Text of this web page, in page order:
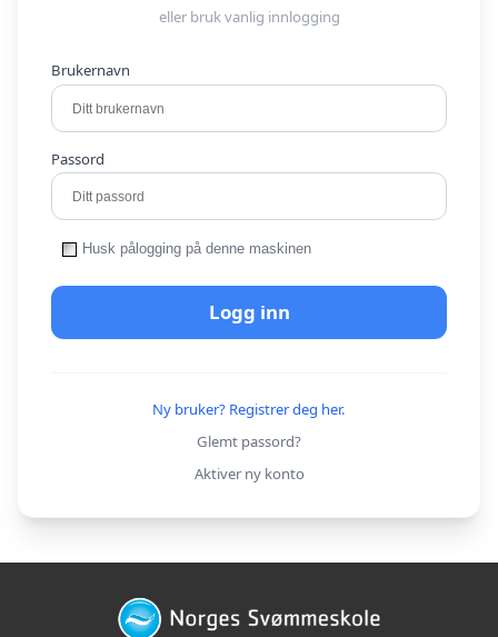
eller bruk vanlig innlogging
Brukernavn
Passord
Husk pålogging på denne maskinen
Logg inn
Ny bruker? Registrer deg her.
Glemt passord?
Aktiver ny konto